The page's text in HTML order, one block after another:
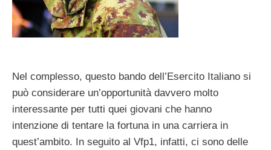
Nel complesso, questo bando dell’Esercito Italiano si
può considerare un’opportunità davvero molto
interessante per tutti quei giovani che hanno
intenzione di tentare la fortuna in una carriera in
quest’ambito. In seguito al Vfp1, infatti, ci sono delle